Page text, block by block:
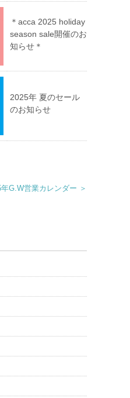
＊acca 2025 holiday
season sale開催のお
知らせ＊
2025年 夏のセール
のお知らせ
G.W営業カレンダー ＞